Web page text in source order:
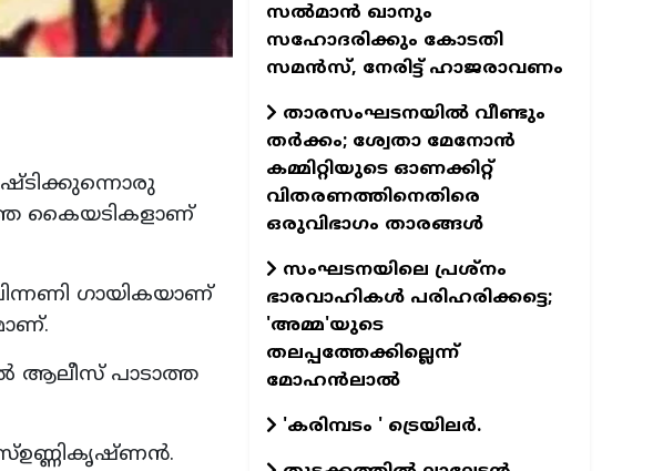
കൈയടികളാണ്
ഗായികയാണ്
ആലീസ് പാടാത്ത
സല്‍മാന്‍ ഖാനും
സഹോദരിക്കും കോടതി
സമന്‍സ്, നേരിട്ട് ഹാജരാവണം
താരസംഘടനയില്‍ വീണ്ടും
തര്‍ക്കം; ശ്വേതാ മേനോന്‍
കമ്മിറ്റിയുടെ ഓണക്കിറ്റ്
വിതരണത്തിനെതിരെ
ഒരുവിഭാഗം താരങ്ങള്‍
സംഘടനയിലെ പ്രശ്നം
ഭാരവാഹികൾ പരിഹരിക്കട്ടെ;
'അമ്മ'യുടെ
തലപ്പത്തേക്കില്ലെന്ന്
മോഹൻലാൽ
'കരിമ്പടം ' ട്രെയിലര്‍.